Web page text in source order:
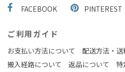
FACEBOOK
PINTEREST
ご利用ガイド
お支払い方法について
配送方法・
搬入経路について
返品について
特